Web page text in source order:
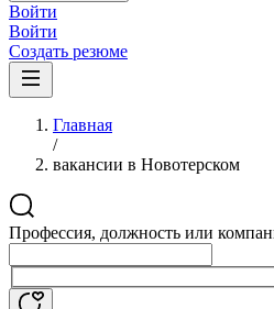
Войти
Войти
Создать резюме
Главная
/
вакансии в Новотерском
Профессия, должность или